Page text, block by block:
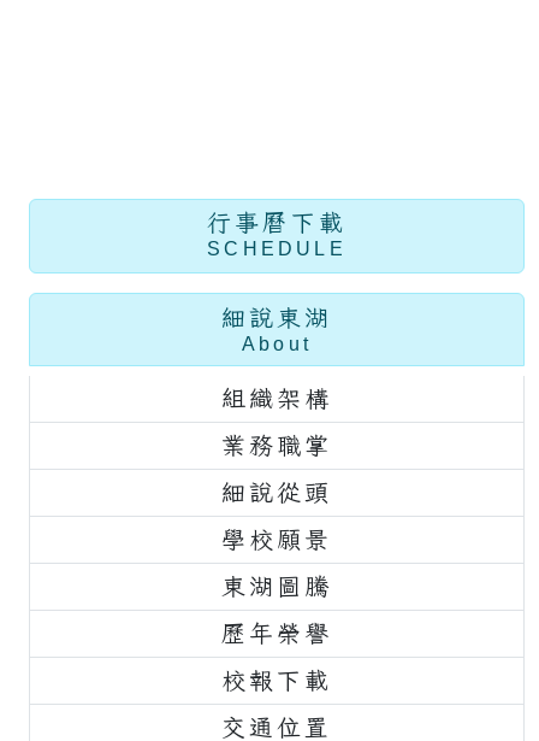
行事曆下載
SCHEDULE
細說東湖
About
組織架構
業務職掌
細說從頭
學校願景
東湖圖騰
歷年榮譽
校報下載
交通位置